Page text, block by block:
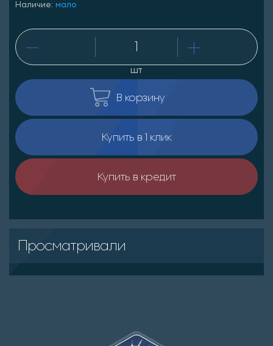
Наличие: мало
шт
В корзину
Купить в 1 клик
Купить в кредит
Просматривали